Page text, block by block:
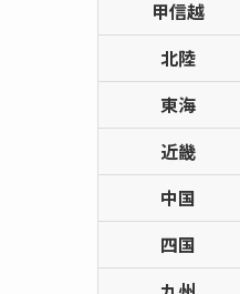
甲信越
北陸
東海
近畿
中国
四国